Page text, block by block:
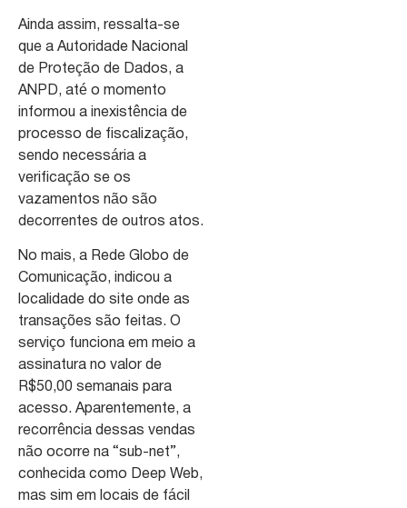
Ainda assim, ressalta-se
que a Autoridade Nacional
de Proteção de Dados, a
ANPD, até o momento
informou a inexistência de
processo de fiscalização,
sendo necessária a
verificação se os
vazamentos não são
decorrentes de outros atos.
No mais, a Rede Globo de
Comunicação, indicou a
localidade do site onde as
transações são feitas. O
serviço funciona em meio a
assinatura no valor de
R$50,00 semanais para
acesso. Aparentemente, a
recorrência dessas vendas
não ocorre na “sub-net”,
conhecida como Deep Web,
mas sim em locais de fácil